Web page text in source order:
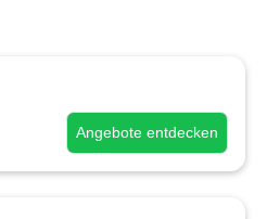
Angebote entdecken